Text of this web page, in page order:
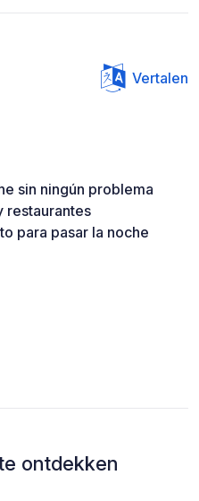
Vertalen
sin ningún problema
restaurantes
para pasar la noche
ontdekken